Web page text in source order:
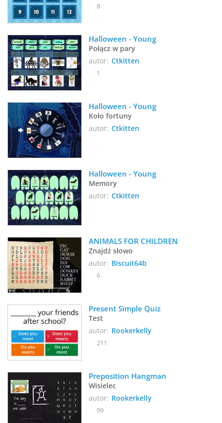
8
Halloween - Young
Połącz w pary
autor: Ctkitten
1
Halloween - Young
Koło fortuny
autor: Ctkitten
Halloween - Young
Memory
autor: Ctkitten
ANIMALS FOR CHILDREN
Znajdź słowo
autor: Biscuit64b
6
Present Simple Quiz
Test
autor: Rookerkelly
211
Preposition Hangman
Wisielec
autor: Rookerkelly
99